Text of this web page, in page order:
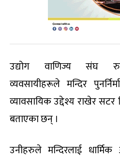
उद्योग वाणिज्य संघ
व्यवसायीहरूले मन्दिर
व्यावसायिक उद्देश्य राखेर सटर
बताएका छन् ।
उनीहरुले मन्दिरलाई